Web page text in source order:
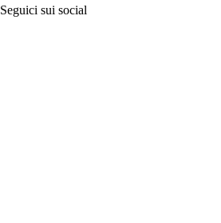
Seguici sui social